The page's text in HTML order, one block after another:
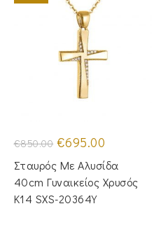
€850.00 Original
price
was:
€850.00.
€695.00
τιμή
είναι:
€695.00.
Σταυρός Με Αλυσίδα
40cm Γυναικείος Χρυσός
Κ14 SXS-20364Y